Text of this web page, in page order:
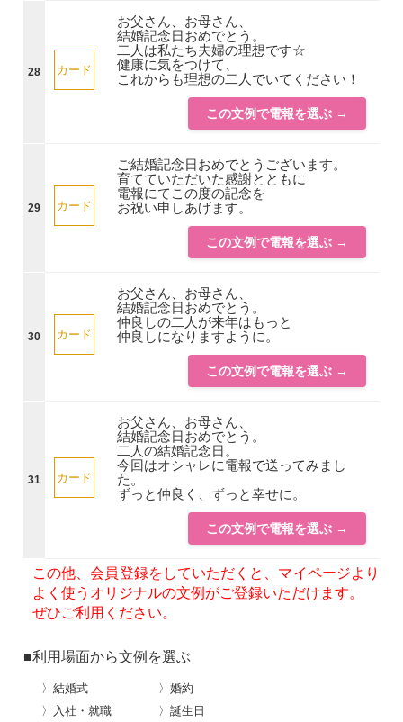
28 カード
お父さん、お母さん、
結婚記念日おめでとう。
二人は私たち夫婦の理想です☆
健康に気をつけて、
これからも理想の二人でいてください！
この文例で電報を選ぶ →
29 カード
ご結婚記念日おめでとうございます。
育てていただいた感謝とともに
電報にてこの度の記念を
お祝い申しあげます。
この文例で電報を選ぶ →
30 カード
お父さん、お母さん、
結婚記念日おめでとう。
仲良しの二人が来年はもっと
仲良しになりますように。
この文例で電報を選ぶ →
31 カード
お父さん、お母さん、
結婚記念日おめでとう。
二人の結婚記念日。
今回はオシャレに電報で送ってみまし
た。
ずっと仲良く、ずっと幸せに。
この文例で電報を選ぶ →
この他、会員登録をしていただくと、マイページより
よく使うオリジナルの文例がご登録いただけます。
ぜひご利用ください。
■利用場面から文例を選ぶ
〉結婚式
〉婚約
〉入社・就職
〉誕生日